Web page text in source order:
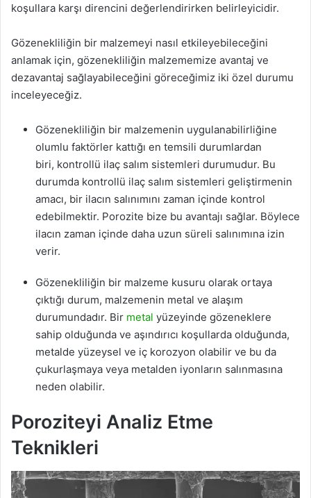
koşullara karşı direncini değerlendirirken belirleyicidir.
Gözenekliliğin bir malzemeyi nasıl etkileyebileceğini
anlamak için, gözenekliliğin malzememize avantaj ve
dezavantaj sağlayabileceğini göreceğimiz iki özel durumu
inceleyeceğiz.
Gözenekliliğin bir malzemenin uygulanabilirliğine
olumlu faktörler kattığı en temsili durumlardan
biri, kontrollü ilaç salım sistemleri durumudur. Bu
durumda kontrollü ilaç salım sistemleri geliştirmenin
amacı, bir ilacın salınımını zaman içinde kontrol
edebilmektir. Porozite bize bu avantajı sağlar. Böylece
ilacın zaman içinde daha uzun süreli salınımına izin
verir.
Gözenekliliğin bir malzeme kusuru olarak ortaya
çıktığı durum, malzemenin metal ve alaşım
durumundadır. Bir metal yüzeyinde gözeneklere
sahip olduğunda ve aşındırıcı koşullarda olduğunda,
metalde yüzeysel ve iç korozyon olabilir ve bu da
çukurlaşmaya veya metalden iyonların salınmasına
neden olabilir.
Poroziteyi Analiz Etme
Teknikleri